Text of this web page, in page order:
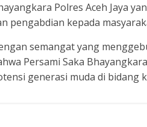
Polres Aceh Jaya
pengabdian kepada
semangat yang
Persami Saka
generasi muda di bidang